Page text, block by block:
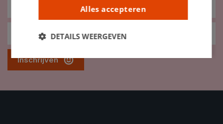
Inschrijven
Alles accepteren
DETAILS WEERGEVEN